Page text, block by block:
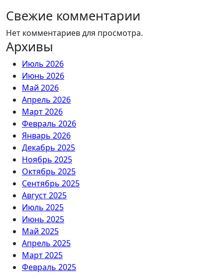
Свежие комментарии
Нет комментариев для просмотра.
Архивы
Июль 2026
Июнь 2026
Май 2026
Апрель 2026
Март 2026
Февраль 2026
Январь 2026
Декабрь 2025
Ноябрь 2025
Октябрь 2025
Сентябрь 2025
Август 2025
Июль 2025
Июнь 2025
Май 2025
Апрель 2025
Март 2025
Февраль 2025